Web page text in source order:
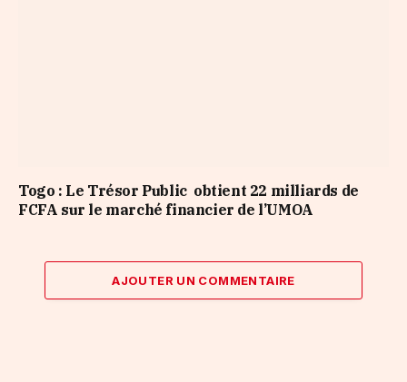
Togo : Le Trésor Public obtient 22 milliards de
FCFA sur le marché financier de l’UMOA
AJOUTER UN COMMENTAIRE